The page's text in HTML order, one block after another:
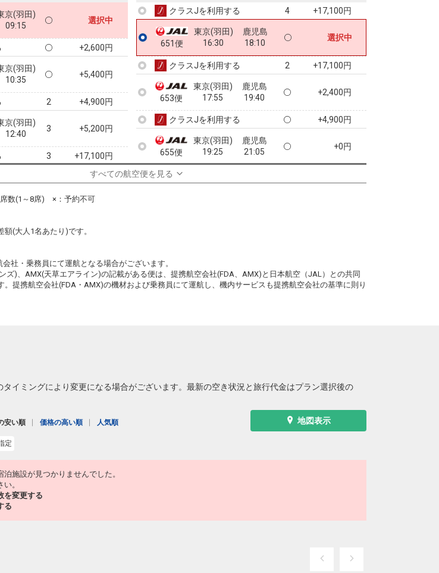
京(羽田)
09:15
選択中
+2,600円
京(羽田)
10:35
+5,400円
2 +4,900円
京(羽田)
12:40
3 +5,200円
3 +17,100円
5 +14,500円
京(羽田)
5 +7,500円
2 +36,300円
京(羽田)
+6,100円
京(羽田)
+33,900円
クラスJを利用する 4 +17,100円
651便
東京(羽田)
16:30
鹿児島
18:10
選択中
クラスJを利用する 2 +17,100円
653便
東京(羽田)
17:55
鹿児島
19:40
+2,400円
クラスJを利用する +4,900円
655便
東京(羽田)
19:25
鹿児島
21:05
+0円
クラスJを利用する
すべての航空便を見る
数(1～8席) ×：予約不可
(大人1名あたり)です。
社・乗務員にて運航となる場合がございます。
ズ)、AMX(天草エアライン)の記載がある便は、提携航空会社(FDA、AMX)と日本航空（JAL）との共同
。提携航空会社(FDA・AMX)の機材および乗務員にて運航し、機内サービスも提携航空会社の基準に則り
イミングにより変更になる場合がございます。最新の空き状況と旅行代金はプラン選択後の
地図表示
定
安い順 価格の高い順 人気順
施設が見つかりませんでした。
。
を変更する
る